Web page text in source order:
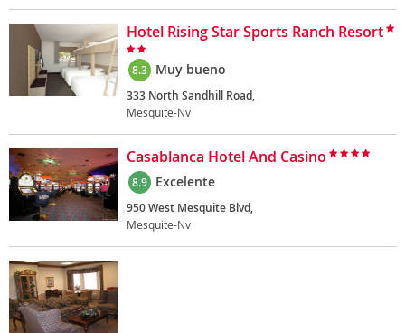
Hotel Rising Star Sports Ranch Resort
8.3 Muy bueno
333 North Sandhill Road,
Mesquite-Nv
Casablanca Hotel And Casino
8.9 Excelente
950 West Mesquite Blvd,
Mesquite-Nv